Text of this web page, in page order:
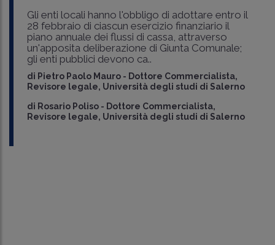
Gli enti locali hanno l'obbligo di adottare entro il
28 febbraio di ciascun esercizio finanziario il
piano annuale dei flussi di cassa, attraverso
un'apposita deliberazione di Giunta Comunale;
gli enti pubblici devono ca..
di Pietro Paolo Mauro - Dottore Commercialista,
Revisore legale, Università degli studi di Salerno
di Rosario Poliso - Dottore Commercialista,
Revisore legale, Università degli studi di Salerno